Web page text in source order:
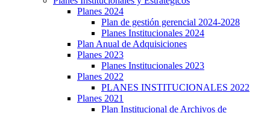
Planes 2024
Plan de gestión gerencial 2024-2028
Planes Institucionales 2024
Plan Anual de Adquisiciones
Planes 2023
Planes Institucionales 2023
Planes 2022
PLANES INSTITUCIONALES 2022
Planes 2021
Plan Institucional de Archivos de